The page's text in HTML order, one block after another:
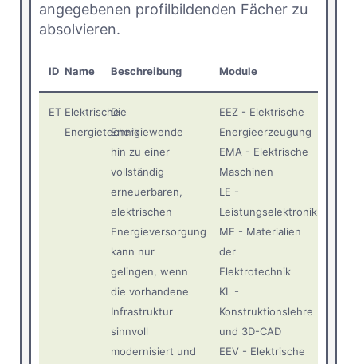
angegebenen profilbildenden Fächer zu
absolvieren.
ID Name Beschreibung Module
ET Elektrische
Energietechnik
Die
Energiewende
hin zu einer
vollständig
erneuerbaren,
elektrischen
Energieversorgung
kann nur
gelingen, wenn
die vorhandene
Infrastruktur
sinnvoll
modernisiert und
EEZ - Elektrische
Energieerzeugung
EMA - Elektrische
Maschinen
LE -
Leistungselektronik
ME - Materialien
der
Elektrotechnik
KL -
Konstruktionslehre
und 3D-CAD
EEV - Elektrische